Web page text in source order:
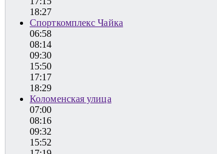
18:27
Спорткомплекс Чайка
06:58
08:14
09:30
15:50
17:17
18:29
Коломенская улица
07:00
08:16
09:32
15:52